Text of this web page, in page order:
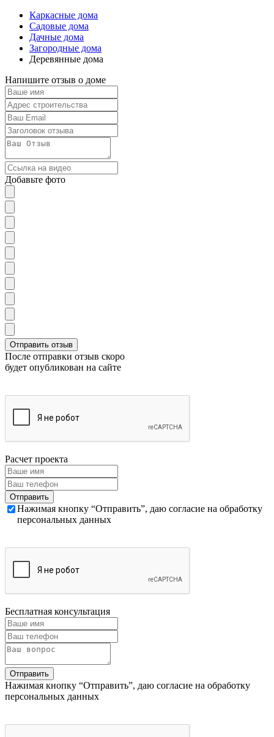
Каркасные дома
Садовые дома
Дачные дома
Загородные дома
Деревянные дома
Напишите отзыв о доме
Добавьте фото
После отправки отзыв скоро
будет опубликован на сайте
Расчет проекта
Нажимая кнопку “Отправить”, даю согласие на обработку
персональных данных
Бесплатная консультация
Нажимая кнопку “Отправить”, даю согласие на обработку
персональных данных